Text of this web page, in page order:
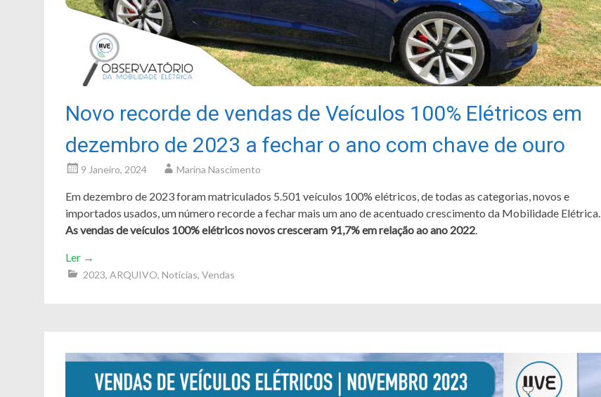
Novo recorde de vendas de Veículos 100% Elétricos em
dezembro de 2023 a fechar o ano com chave de ouro
9 Janeiro, 2024 Marina Nascimento
Em dezembro de 2023 foram matriculados 5.501 veículos 100% elétricos, de todas as categorias, novos e
importados usados, um número recorde a fechar mais um ano de acentuado crescimento da Mobilidade Elétrica.
As vendas de veículos 100% elétricos novos cresceram 91,7% em relação ao ano 2022.
Ler →
2023, ARQUIVO, Notícias, Vendas